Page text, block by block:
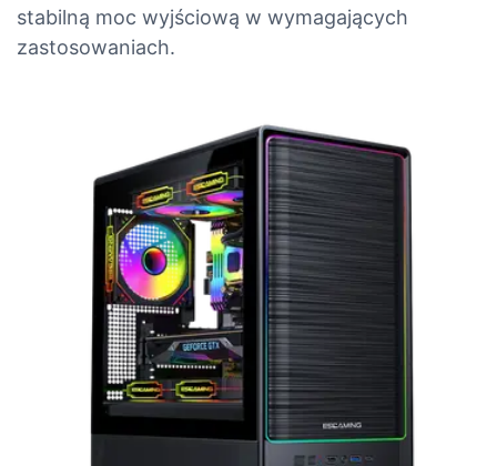
stabilną moc wyjściową w wymagających
zastosowaniach.